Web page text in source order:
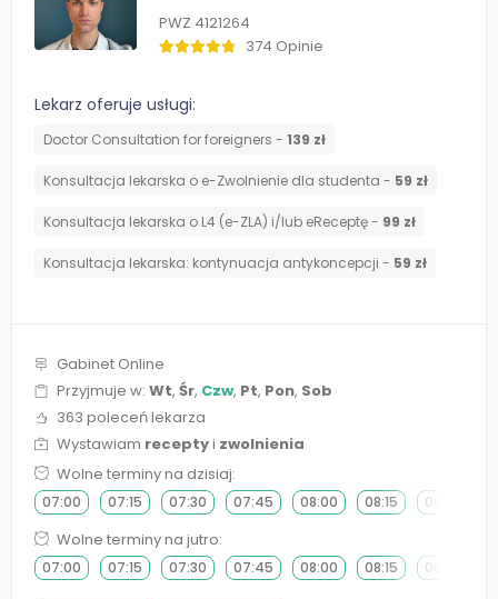
PWZ 4121264
374 Opinie
Lekarz oferuje usługi:
Doctor Consultation for foreigners - 139 zł
Konsultacja lekarska o e-Zwolnienie dla studenta - 59 zł
Konsultacja lekarska o L4 (e-ZLA) i/lub eReceptę - 99 zł
⁠Konsultacja lekarska: kontynuacja antykoncepcji - 59 zł
Gabinet Online
Przyjmuje w: Wt, Śr, Czw, Pt, Pon, Sob
363 poleceń lekarza
Wystawiam receptyi zwolnienia
Wolne terminy na dzisiaj:
07:00 07:15 07:30 07:45 08:00 08:15 08:30
Wolne terminy na jutro:
07:00 07:15 07:30 07:45 08:00 08:15 08:30